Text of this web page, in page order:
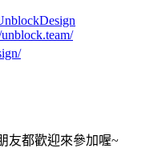
友都歡迎來參加喔~